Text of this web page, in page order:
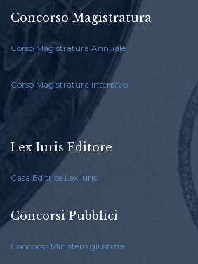
Concorso Magistratura
Corso Magistratura Annuale
Corso Magistratura Intensivo
Lex Iuris Editore
Casa Editrice Lex Iuris
Concorsi Pubblici
Concorso Ministero giustizia